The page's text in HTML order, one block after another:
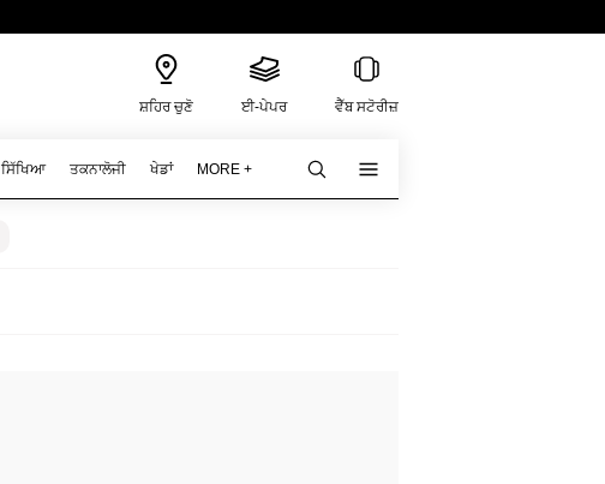
ਸ਼ਹਿਰ ਚੁਣੋ ਈ-ਪੇਪਰ ਵੈੱਬ ਸਟੋਰੀਜ਼
ਸਿੱਖਿਆ ਤਕਨਾਲੋਜੀ ਖੇਡਾਂ MORE +